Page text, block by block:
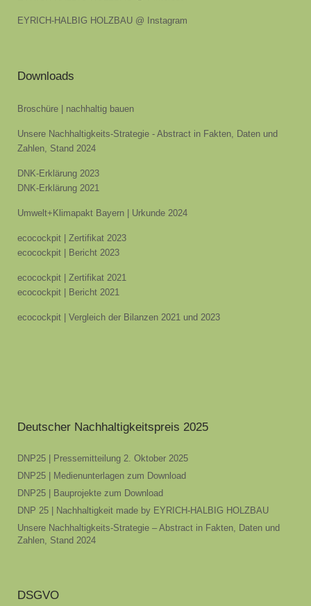
EYRICH-HALBIG HOLZBAU @ Instagram
Downloads
Broschüre | nachhaltig bauen
Unsere Nachhaltigkeits-Strategie - Abstract in Fakten, Daten und
Zahlen, Stand 2024
DNK-Erklärung 2023
DNK-Erklärung 2021
Umwelt+Klimapakt Bayern | Urkunde 2024
ecocockpit | Zertifikat 2023
ecocockpit | Bericht 2023
ecocockpit | Zertifikat 2021
ecocockpit | Bericht 2021
ecocockpit | Vergleich der Bilanzen 2021 und 2023
Deutscher Nachhaltigkeitspreis 2025
DNP25 | Pressemitteilung 2. Oktober 2025
DNP25 | Medienunterlagen zum Download
DNP25 | Bauprojekte zum Download
DNP 25 | Nachhaltigkeit made by EYRICH-HALBIG HOLZBAU
Unsere Nachhaltigkeits-Strategie – Abstract in Fakten, Daten und
Zahlen, Stand 2024
DSGVO